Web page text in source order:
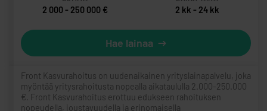
2 000 - 250 000 € 2 kk - 24 kk
Hae lainaa
Front Kasvurahoitus on uudenaikainen yrityslainapalvelu, joka
myöntää yritysrahoitusta nopealla aikataululla 2.000-250.000
€. Front Kasvurahoitus erottuu edukseen rahoituksen
nopeudella, joustavuudella ja erinomaisella